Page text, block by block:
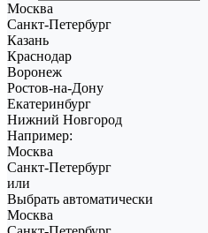
Москва
Санкт-Петербург
Казань
Краснодар
Воронеж
Ростов-на-Дону
Екатеринбург
Нижний Новгород
Например:
Москва
Санкт-Петербург
или
Выбрать автоматически
Москва